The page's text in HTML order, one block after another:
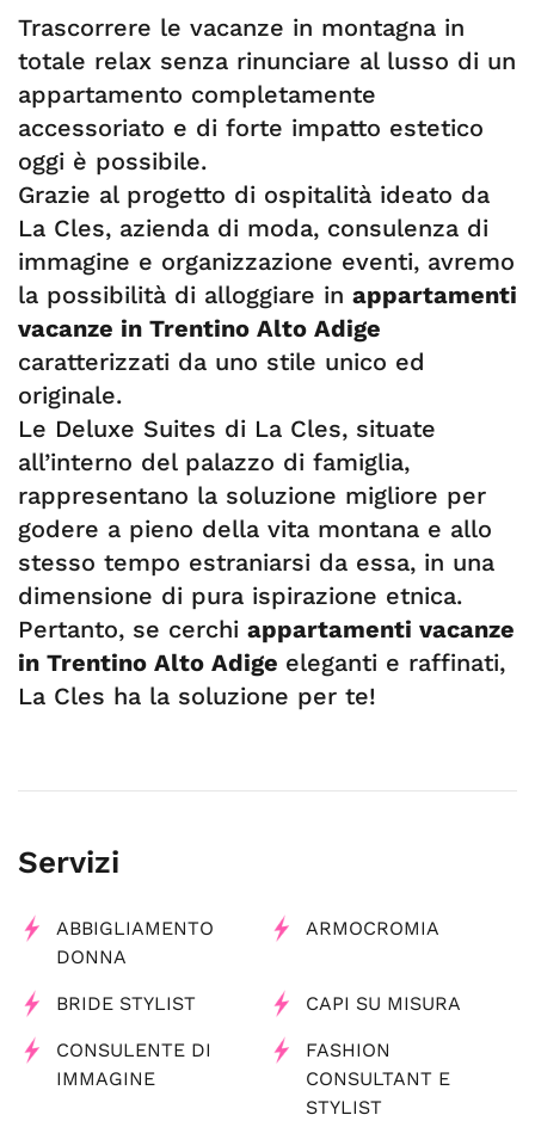
Trascorrere le vacanze in montagna in
totale relax senza rinunciare al lusso di un
appartamento completamente
accessoriato e di forte impatto estetico
oggi è possibile.
Grazie al progetto di ospitalità ideato da
La Cles, azienda di moda, consulenza di
immagine e organizzazione eventi, avremo
la possibilità di alloggiare in appartamenti
vacanze in Trentino Alto Adige
caratterizzati da uno stile unico ed
originale.
Le Deluxe Suites di La Cles, situate
all’interno del palazzo di famiglia,
rappresentano la soluzione migliore per
godere a pieno della vita montana e allo
stesso tempo estraniarsi da essa, in una
dimensione di pura ispirazione etnica.
Pertanto, se cerchi appartamenti vacanze
in Trentino Alto Adige eleganti e raffinati,
La Cles ha la soluzione per te!
Servizi
ABBIGLIAMENTO
DONNA
ARMOCROMIA
BRIDE STYLIST CAPI SU MISURA
CONSULENTE DI
IMMAGINE
FASHION
CONSULTANT E
STYLIST